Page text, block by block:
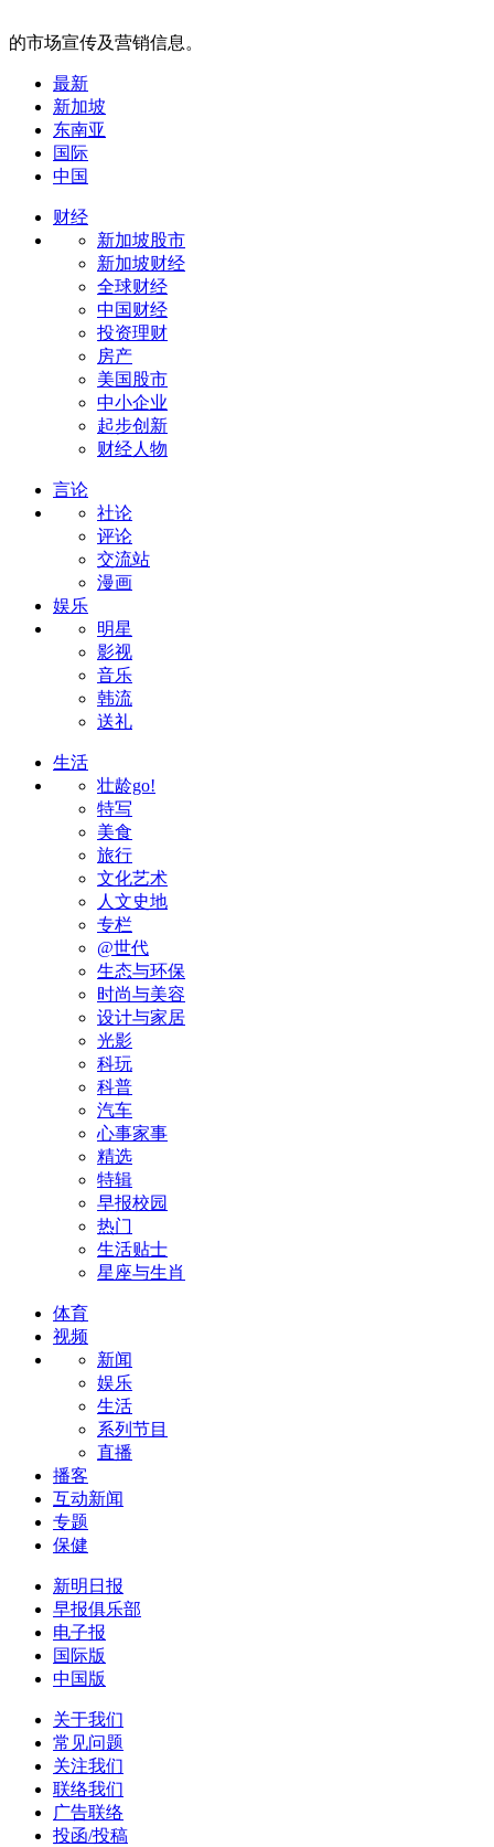
的市场宣传及营销信息。
最新
新加坡
东南亚
国际
中国
财经
新加坡股市
新加坡财经
全球财经
中国财经
投资理财
房产
美国股市
中小企业
起步创新
财经人物
言论
社论
评论
交流站
漫画
娱乐
明星
影视
音乐
韩流
送礼
生活
壮龄go!
特写
美食
旅行
文化艺术
人文史地
专栏
@世代
生态与环保
时尚与美容
设计与家居
光影
科玩
科普
汽车
心事家事
精选
特辑
早报校园
热门
生活贴士
星座与生肖
体育
视频
新闻
娱乐
生活
系列节目
直播
播客
互动新闻
专题
保健
新明日报
早报俱乐部
电子报
国际版
中国版
关于我们
常见问题
关注我们
联络我们
广告联络
投函/投稿